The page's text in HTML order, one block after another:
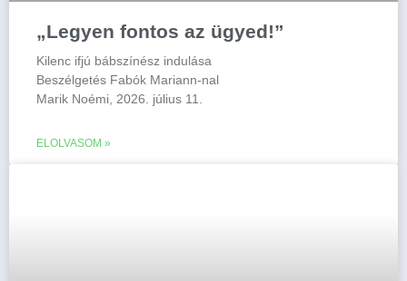
„Legyen fontos az ügyed!”
Kilenc ifjú bábszínész indulása
Beszélgetés Fabók Mariann-nal
Marik Noémi, 2026. július 11.
ELOLVASOM »